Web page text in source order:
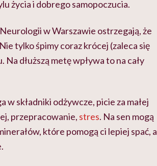
życia i dobrego samopoczucia.
w Warszawie ostrzegają, że
tylko śpimy coraz krócej (zaleca się
Na dłuższą metę wpływa to na cały
składniki odżywcze, picie za małej
przepracowanie, stres. Na sen mogą
które pomogą ci lepiej spać, a